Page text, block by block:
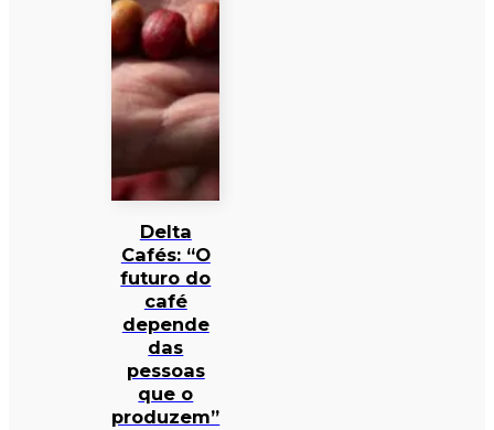
Delta
Cafés: “O
futuro do
café
depende
das
pessoas
que o
produzem”